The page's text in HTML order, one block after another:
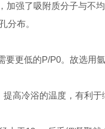
强了吸附质分子与不均
分布。
更低的P/P0。故选用
高冷浴的温度，有利于